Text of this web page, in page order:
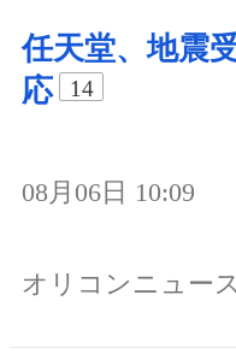
任天堂、地震
応
14
08月06日 10:09
オリコンニュース